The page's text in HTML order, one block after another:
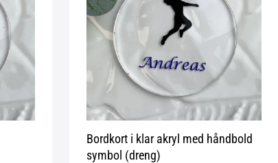
Bordkort i klar akryl med håndbold
symbol (dreng)